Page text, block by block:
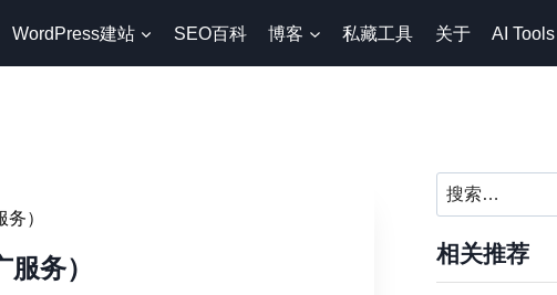
WordPress建站 SEO百科 博客 私藏工具 关于 AI Tools
）
务）
搜
索：
相关推荐